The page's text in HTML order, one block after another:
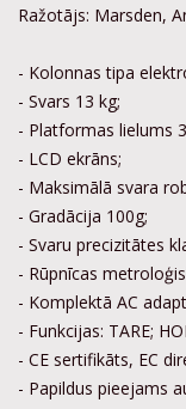
Ražotājs: Marsden,
- Kolonnas tipa
- Svars 13 kg;
- Platformas lielums
- LCD ekrāns;
- Maksimālā svara
- Gradācija 100g;
- Svaru precizitātes
- Rūpnīcas
- Komplektā AC
- Funkcijas: TARE;
- CE sertifikāts, EC
- Papildus pieejams